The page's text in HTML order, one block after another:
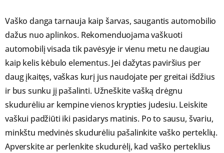
Vaško danga tarnauja kaip šarvas, saugantis automobilio
dažus nuo aplinkos. Rekomenduojama vaškuoti
automobilį visada tik pavėsyje ir vienu metu ne daugiau
kaip kelis kėbulo elementus. Jei dažytas paviršius per
daug įkaitęs, vaškas kurį jus naudojate per greitai išdžius
ir bus sunku jį pašalinti. Užneškite vašką drėgnu
skudurėliu ar kempine vienos krypties judesiu. Leiskite
vaškui padžiūti iki pasidarys matinis. Po to sausu, švariu,
minkštu medvinės skudurėliu pašalinkite vaško perteklių.
Apverskite ar perlenkite skudurėlį, kad vaško perteklius